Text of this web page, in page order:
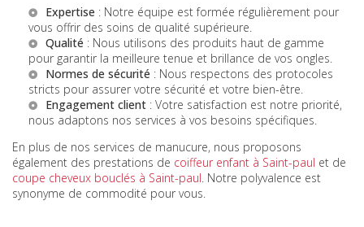
Expertise : Notre équipe est formée régulièrement pour
vous offrir des soins de qualité supérieure.
Qualité : Nous utilisons des produits haut de gamme
pour garantir la meilleure tenue et brillance de vos ongles.
Normes de sécurité : Nous respectons des protocoles
stricts pour assurer votre sécurité et votre bien-être.
Engagement client : Votre satisfaction est notre priorité,
nous adaptons nos services à vos besoins spécifiques.
En plus de nos services de manucure, nous proposons
également des prestations de coiffeur enfant à Saint-paul et de
coupe cheveux bouclés à Saint-paul. Notre polyvalence est
synonyme de commodité pour vous.